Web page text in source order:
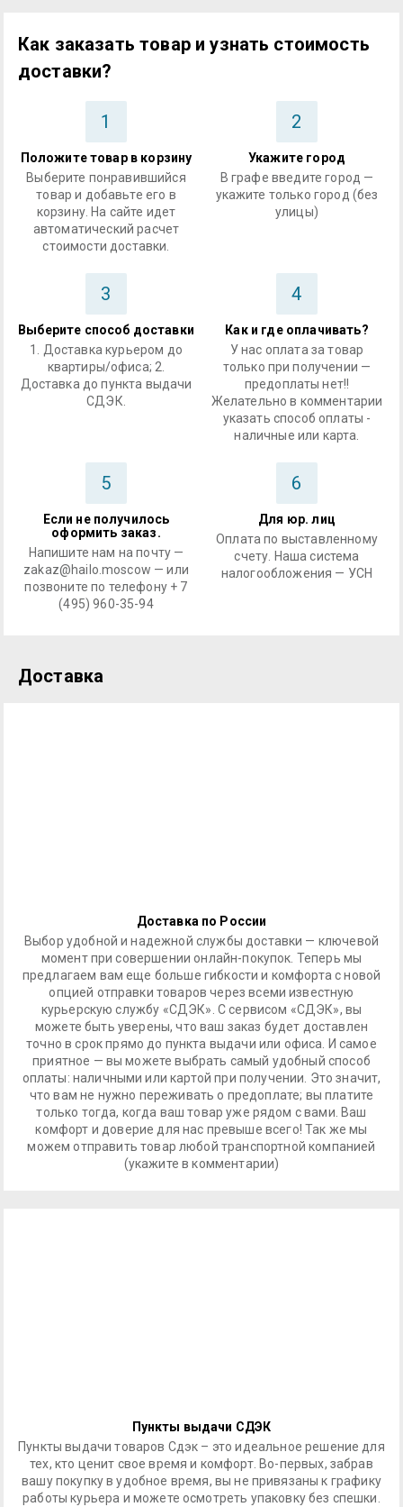
Как заказать товар и узнать стоимость
доставки?
1
Положите товар в корзину
Выберите понравившийся
товар и добавьте его в
корзину. На сайте идет
автоматический расчет
стоимости доставки.
2
Укажите город
В графе введите город —
укажите только город (без
улицы)
3
Выберите способ доставки
1. Доставка курьером до
квартиры/офиса; 2.
Доставка до пункта выдачи
СДЭК.
4
Как и где оплачивать?
У нас оплата за товар
только при получении —
предоплаты нет!!
Желательно в комментарии
указать способ оплаты -
наличные или карта.
5
Если не получилось
оформить заказ.
Напишите нам на почту —
zakaz@hailo.moscow — или
позвоните по телефону + 7
(495) 960-35-94
6
Для юр. лиц
Оплата по выставленному
счету. Наша система
налогообложения — УСН
Доставка
Доставка по России
Выбор удобной и надежной службы доставки — ключевой
момент при совершении онлайн-покупок. Теперь мы
предлагаем вам еще больше гибкости и комфорта с новой
опцией отправки товаров через всеми известную
курьерскую службу «СДЭК». С сервисом «СДЭК», вы
можете быть уверены, что ваш заказ будет доставлен
точно в срок прямо до пункта выдачи или офиса. И самое
приятное — вы можете выбрать самый удобный способ
оплаты: наличными или картой при получении. Это значит,
что вам не нужно переживать о предоплате; вы платите
только тогда, когда ваш товар уже рядом с вами. Ваш
комфорт и доверие для нас превыше всего! Так же мы
можем отправить товар любой транспортной компанией
(укажите в комментарии)
Пункты выдачи СДЭК
Пункты выдачи товаров Сдэк – это идеальное решение для
тех, кто ценит свое время и комфорт. Во-первых, забрав
вашу покупку в удобное время, вы не привязаны к графику
работы курьера и можете осмотреть упаковку без спешки.